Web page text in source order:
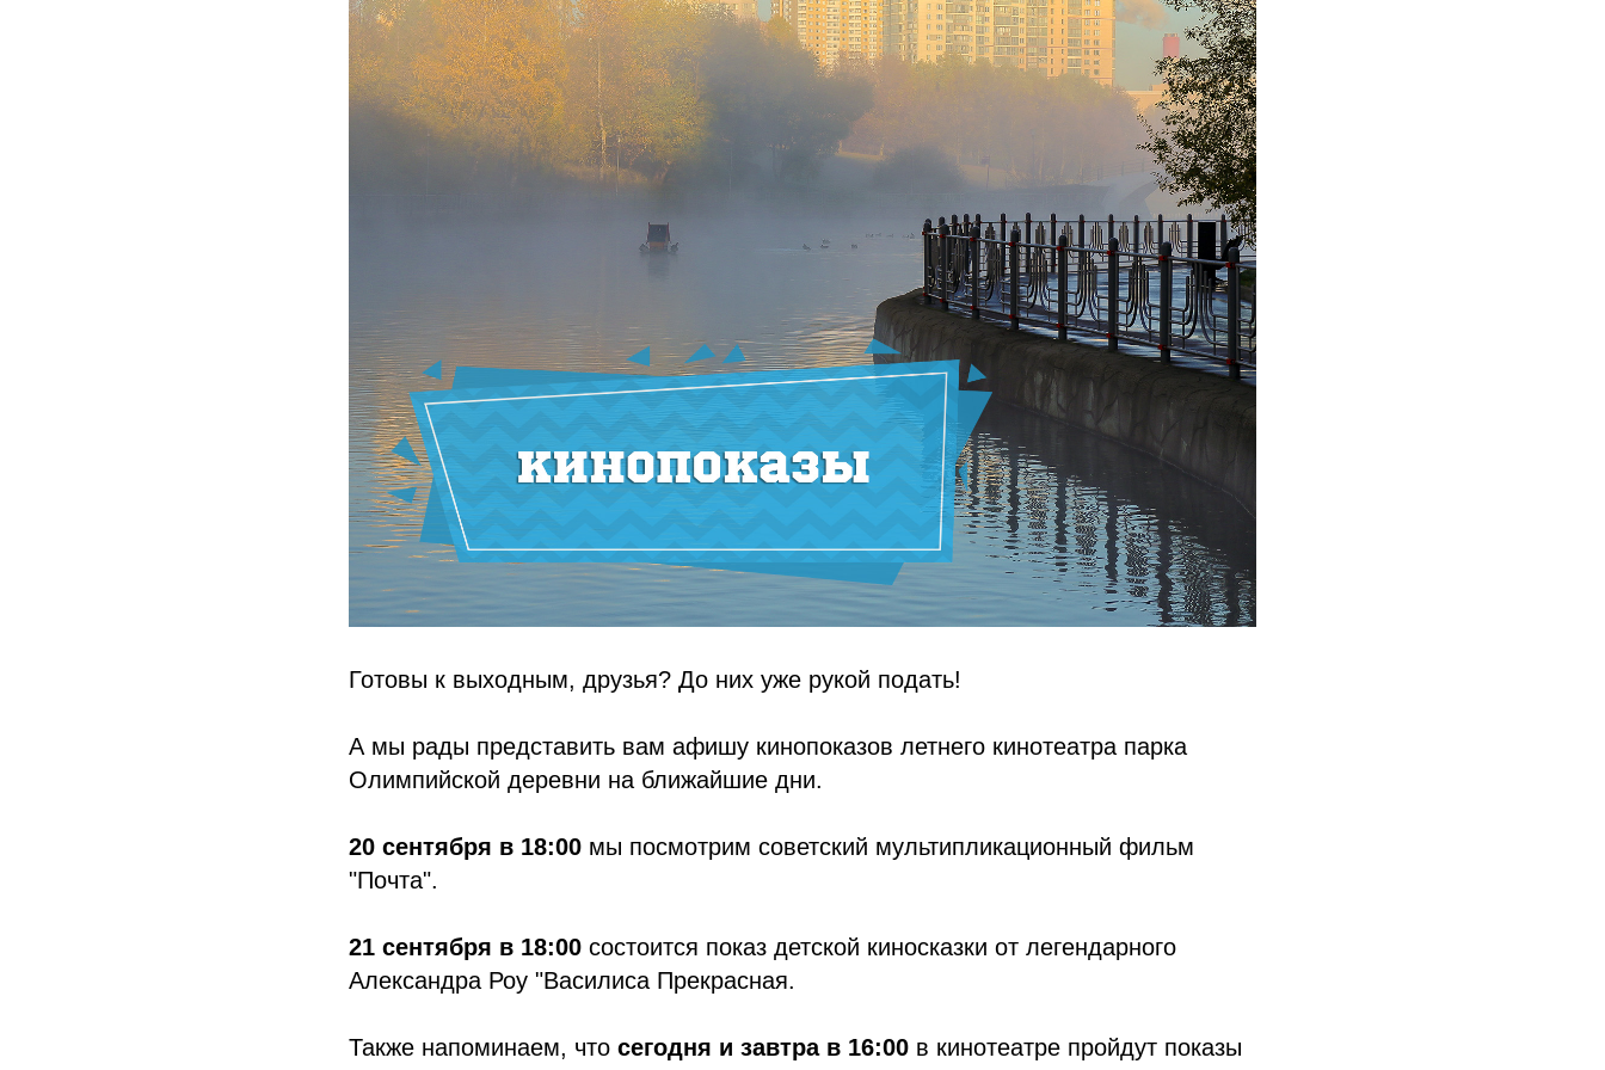
Готовы к выходным, друзья? До них уже рукой подать!
А мы рады представить вам афишу кинопоказов летнего кинотеатра парка
Олимпийской деревни на ближайшие дни.
20 сентября в 18:00 мы посмотрим советский мультипликационный фильм
"Почта".
21 сентября в 18:00 состоится показ детской киносказки от легендарного
Александра Роу "Василиса Прекрасная.
Также напоминаем, что сегодня и завтра в 16:00 в кинотеатре пройдут показы